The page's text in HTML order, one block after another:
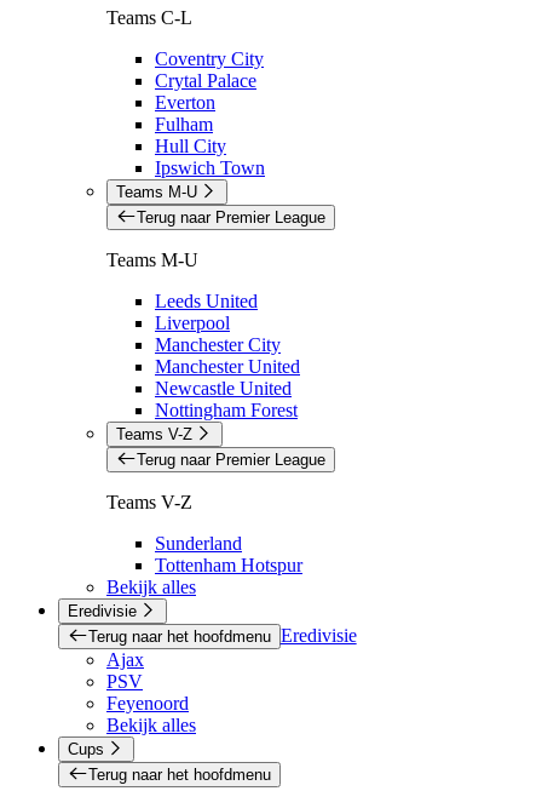
Teams C-L
Coventry City
Crytal Palace
Everton
Fulham
Hull City
Ipswich Town
Teams M-U
Terug naar Premier League
Teams M-U
Leeds United
Liverpool
Manchester City
Manchester United
Newcastle United
Nottingham Forest
Teams V-Z
Terug naar Premier League
Teams V-Z
Sunderland
Tottenham Hotspur
Bekijk alles
Eredivisie
Terug naar het hoofdmenu Eredivisie
Ajax
PSV
Feyenoord
Bekijk alles
Cups
Terug naar het hoofdmenu